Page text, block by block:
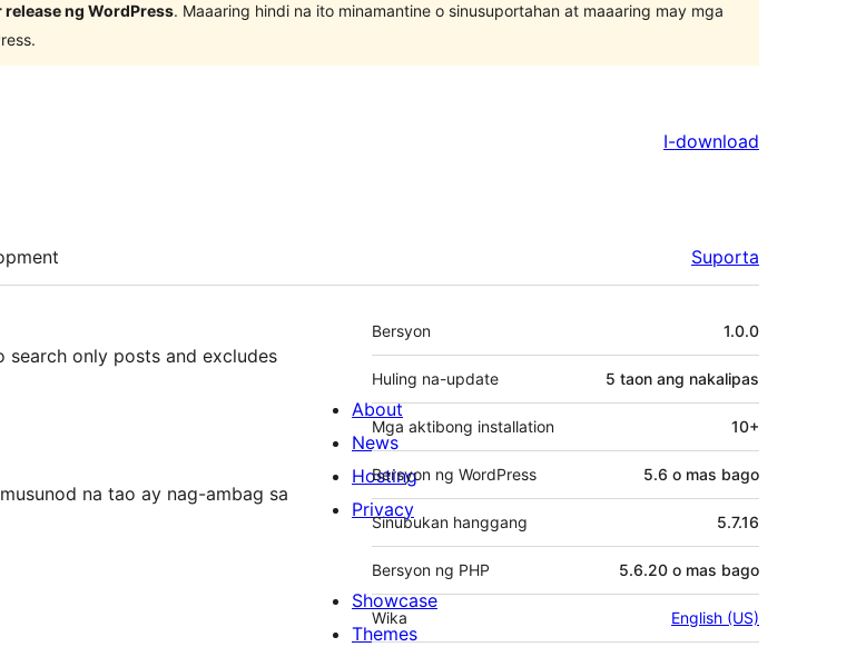
ng WordPress. Maaaring hindi na ito minamantine o sinusuportahan at maaaring may mga
I-download
Suporta
only posts and excludes
na tao ay nag-ambag sa
Meta
Bersyon 1.0.0
Huling na-update 5 taon ang nakalipas
Mga aktibong installation 10+
Bersyon ng WordPress 5.6 o mas bago
Sinubukan hanggang 5.7.16
Bersyon ng PHP 5.6.20 o mas bago
Wika English (US)
About
News
Hosting
Privacy
Showcase
Themes